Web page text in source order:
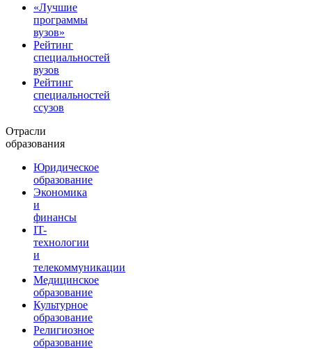
«Лучшие
программы
вузов»
Рейтинг
специальностей
вузов
Рейтинг
специальностей
ссузов
Отрасли
образования
Юридическое
образование
Экономика
и
финансы
IT-
технологии
и
телекоммуникации
Медицинское
образование
Культурное
образование
Религиозное
образование